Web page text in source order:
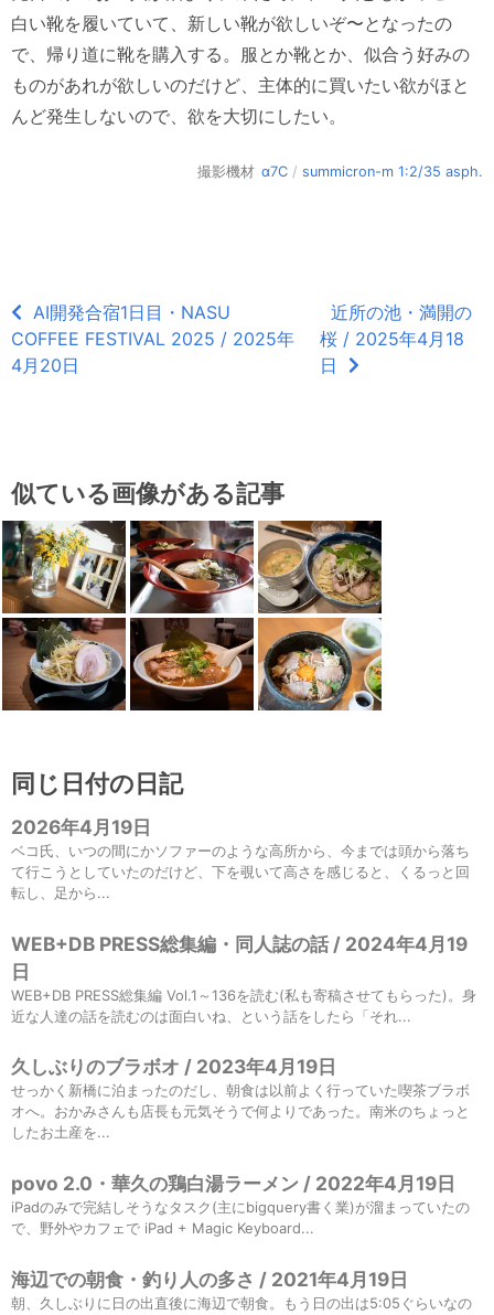
白い靴を履いていて、新しい靴が欲しいぞ〜となったの
で、帰り道に靴を購入する。服とか靴とか、似合う好みの
ものがあれが欲しいのだけど、主体的に買いたい欲がほと
んど発生しないので、欲を大切にしたい。
撮影機材 α7C / summicron-m 1:2/35 asph.
AI開発合宿1日目・NASU
COFFEE FESTIVAL 2025 / 2025年
4月20日
近所の池・満開の
桜 / 2025年4月18
日
似ている画像がある記事
同じ日付の日記
2026年4月19日
ベコ氏、いつの間にかソファーのような高所から、今までは頭から落ち
て行こうとしていたのだけど、下を覗いて高さを感じると、くるっと回
転し、足から...
WEB+DB PRESS総集編・同人誌の話 / 2024年4月19
日
WEB+DB PRESS総集編 Vol.1～136を読む(私も寄稿させてもらった)。身
近な人達の話を読むのは面白いね、という話をしたら「それ...
久しぶりのブラボオ / 2023年4月19日
せっかく新橋に泊まったのだし、朝食は以前よく行っていた喫茶ブラボ
オへ。おかみさんも店長も元気そうで何よりであった。南米のちょっと
したお土産を...
povo 2.0・華久の鶏白湯ラーメン / 2022年4月19日
iPadのみで完結しそうなタスク(主にbigquery書く業)が溜まっていたの
で、野外やカフェで iPad + Magic Keyboard...
海辺での朝食・釣り人の多さ / 2021年4月19日
朝、久しぶりに日の出直後に海辺で朝食。もう日の出は5:05ぐらいなの